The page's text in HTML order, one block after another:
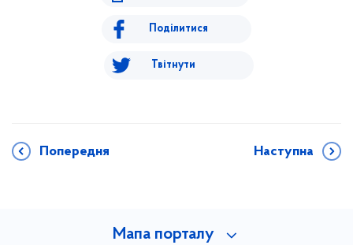
Поділитися
Твітнути
Попередня Наступна
Мапа порталу